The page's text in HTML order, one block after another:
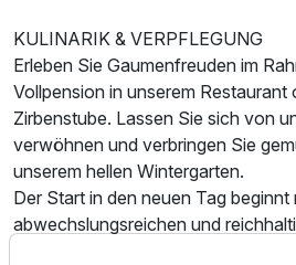
Ausstattung
KULINARIK & VERPFLEGUNG
Erleben Sie Gaumenfreuden im
Vollpension in unserem Restaurant
Zirbenstube. Lassen Sie sich von
verwöhnen und verbringen Sie
unserem hellen Wintergarten.
Der Start in den neuen Tag beginnt
abwechslungsreichen und